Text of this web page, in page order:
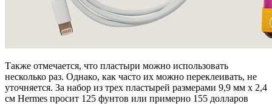
Также отмечается, что пластыри можно использовать
несколько раз. Однако, как часто их можно переклеивать, не
уточняется. За набор из трех пластырей размерами 9,9 мм х 2,4
см Hermes просит 125 фунтов или примерно 155 долларов